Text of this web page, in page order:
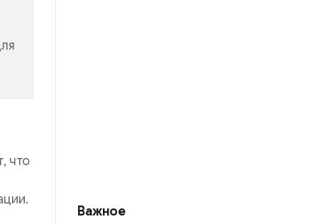
что
Важное